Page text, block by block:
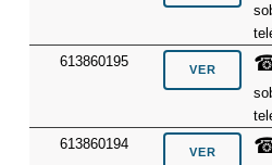
613860195
613860194